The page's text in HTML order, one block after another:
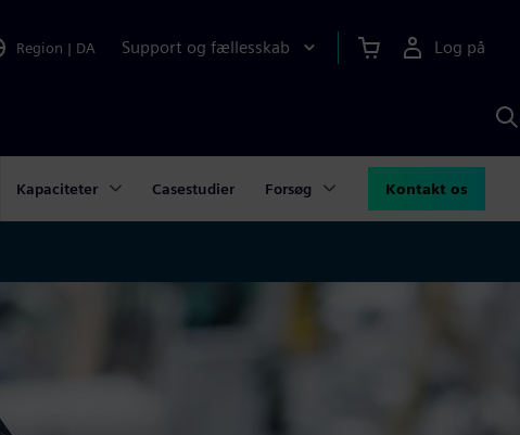
Region | DA Support og fællesskab Log på
Kapaciteter Casestudier Forsøg Kontakt os